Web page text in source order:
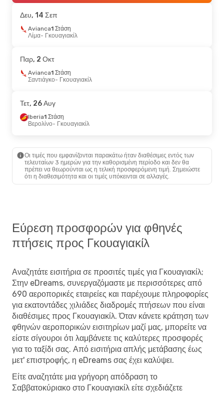
Γκουαγιακίλ- Πούντα Κάνα
Σάβ, 19 Σεπ- Δευ, 28 Σεπ
Βερολίνο- Γκουαγιακίλ
1 Στάση
Γκουαγιακίλ- Βερολίνο
Δευ, 14 Σεπ
Avianca1 Στάση
Λίμα- Γκουαγιακίλ
Παρ, 2 Οκτ
Avianca1 Στάση
Σαντιάγκο- Γκουαγιακίλ
Τετ, 26 Αυγ
Iberia1 Στάση
Βερολίνο- Γκουαγιακίλ
Οι τιμές που εμφανίζονται παρακάτω ήταν διαθέσιμες εντός των
τελευταίων 3 ημερών για την καθορισμένη περίοδο και δεν θα
πρέπει να θεωρούνται ως η τελική προσφερόμενη τιμή. Σημειώστε
ότι η διαθεσιμότητα και οι τιμές υπόκεινται σε αλλαγές.
Εύρεση προσφορών για φθηνές
πτήσεις προς Γκουαγιακίλ
Αναζητάτε εισιτήρια σε προσιτές τιμές για Γκουαγιακίλ;
Στην eDreams, συνεργαζόμαστε με περισσότερες από
690 αεροπορικές εταιρείες και παρέχουμε πληροφορίες
για εκατοντάδες χιλιάδες διαδρομές πτήσεων που είναι
διαθέσιμες προς Γκουαγιακίλ. Όταν κάνετε κράτηση των
φθηνών αεροπορικών εισιτηρίων μαζί μας, μπορείτε να
είστε σίγουροι ότι λαμβάνετε τις καλύτερες προσφορές
για το ταξίδι σας. Από εισιτήρια απλής μετάβασης έως
μετ' επιστροφής, η eDreams σας έχει καλύψει.
Είτε αναζητάτε μια γρήγορη απόδραση το
Σαββατοκύριακο στο Γκουαγιακίλ είτε σχεδιάζετε